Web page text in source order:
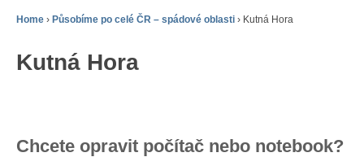
Home › Působíme po celé ČR – spádové oblasti › Kutná Hora
Kutná Hora
Chcete opravit počítač nebo notebook?